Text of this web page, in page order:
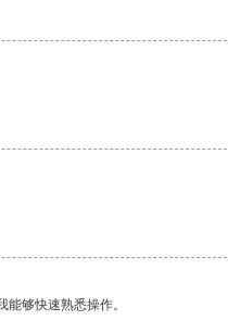
够快速熟悉操作。